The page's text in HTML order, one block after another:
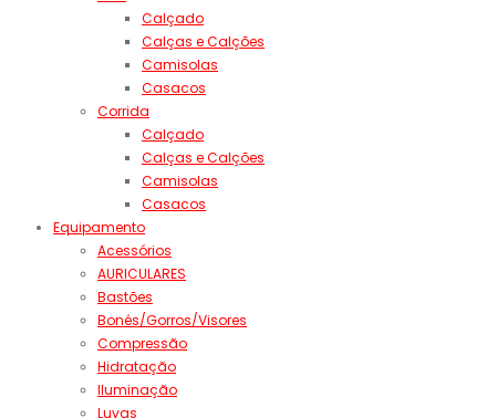
Calçado
Calças e Calções
Camisolas
Casacos
Corrida
Calçado
Calças e Calções
Camisolas
Casacos
Equipamento
Acessórios
AURICULARES
Bastões
Bonés/Gorros/Visores
Compressão
Hidratação
Iluminação
Luvas